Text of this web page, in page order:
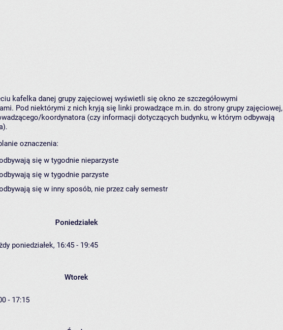
kafelka danej grupy zajęciowej wyświetli się okno ze szczegółowymi
Pod niektórymi z nich kryją się linki prowadzące m.in. do strony grupy zajęciowej,
koordynatora (czy informacji dotyczących budynku, w którym odbywają
oznaczenia:
się w tygodnie nieparzyste
się w tygodnie parzyste
się w inny sposób, nie przez cały semestr
Poniedziałek
poniedziałek, 16:45 - 19:45
Wtorek
- 17:15